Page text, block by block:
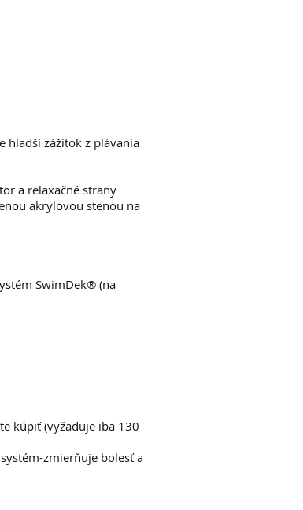
hladší zážitok z plávania
a relaxačné strany
akrylovou stenou na
SwimDek® (na
kúpiť (vyžaduje iba 130
zmierňuje bolesť a